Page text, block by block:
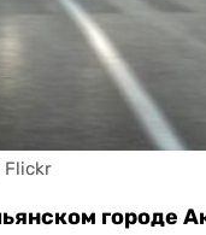
Flickr
городе